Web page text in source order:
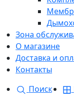
Зона
О магазине
Доставка и
Контакты
Поиск